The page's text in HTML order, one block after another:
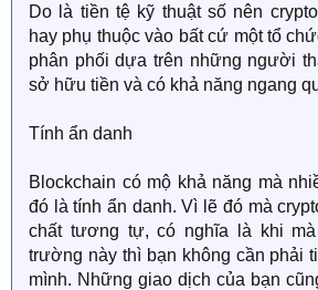
Do là tiền tệ kỹ thuật số nên
hay phụ thuộc vào bất cứ một tổ
phân phối dựa trên những người
sở hữu tiền và có khả năng ngang
Tính ẩn danh
Blockchain có mộ khả năng mà
đó là tính ẩn danh. Vì lẽ đó mà
chất tương tự, có nghĩa là khi
trường này thì bạn không cần phải
mình. Những giao dịch của bạn